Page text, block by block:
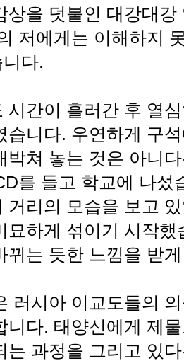
상을 덧붙인 대강대
저에게는 이해하지
다.
시간이 흘러간 후 열
습니다. 우연하게 구
박쳐 놓는 것은 아니
를 들고 학교에 나섰
거리의 모습을 보고
묘하게 섞이기 시작
뀌는 듯한 느낌을 받
러시아 이교도들의
니다. 태양신에게 제
는 과정을 그리고 있